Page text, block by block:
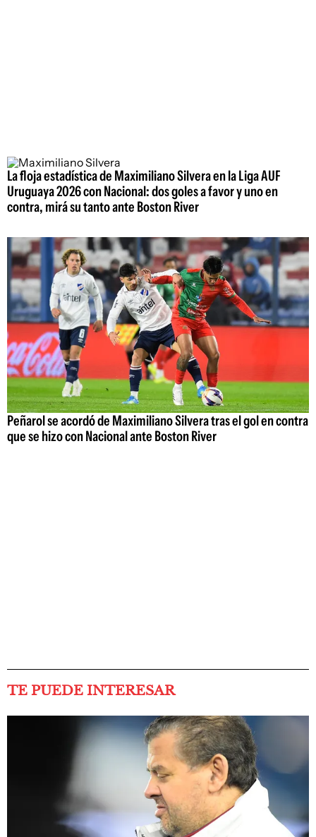
La floja estadística de Maximiliano Silvera en la Liga AUF
Uruguaya 2026 con Nacional: dos goles a favor y uno en
contra, mirá su tanto ante Boston River
Peñarol se acordó de Maximiliano Silvera tras el gol en contra
que se hizo con Nacional ante Boston River
TE PUEDE INTERESAR